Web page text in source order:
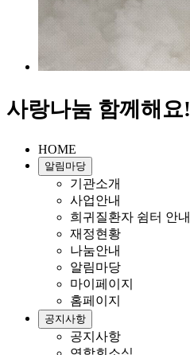
사랑나눔 함께해요!
HOME
알림마당
기관소개
사업안내
희귀질환자 쉼터 안내
재정현황
나눔안내
알림마당
마이페이지
홈페이지
공지사항
공지사항